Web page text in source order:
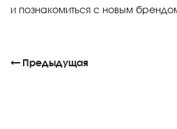
и познакомиться с новым
Предыдущая